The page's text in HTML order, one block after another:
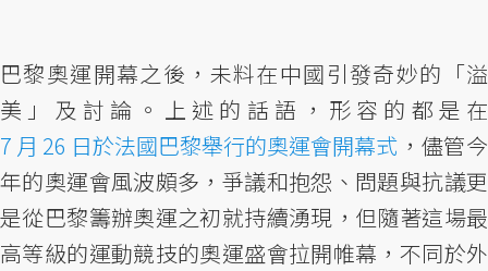
巴黎奧運開幕之後，未料在中國引發奇妙的「溢
美」及討論。上述的話語，形容的都是在
7 月 26 日於法國巴黎舉行的奧運會開幕式 ，儘管今
年的奧運會風波頗多，爭議和抱怨、問題與抗議更
是從巴黎籌辦奧運之初就持續湧現，但隨著這場最
高等級的運動競技的奧運盛會拉開帷幕，不同於外